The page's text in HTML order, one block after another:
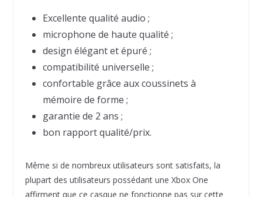
Excellente qualité audio ;
microphone de haute qualité ;
design élégant et épuré ;
compatibilité universelle ;
confortable grâce aux coussinets à
mémoire de forme ;
garantie de 2 ans ;
bon rapport qualité/prix.
Même si de nombreux utilisateurs sont satisfaits, la
plupart des utilisateurs possédant une Xbox One
affirment que ce casque ne fonctionne pas sur cette